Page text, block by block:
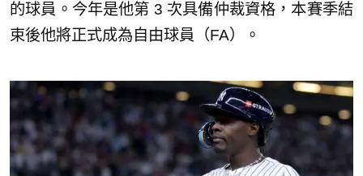
的球員。今年是他第 3 次具備仲裁資格，本賽季結
束後他將正式成為自由球員（FA）。